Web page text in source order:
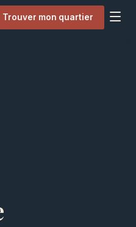
Trouver mon quartier